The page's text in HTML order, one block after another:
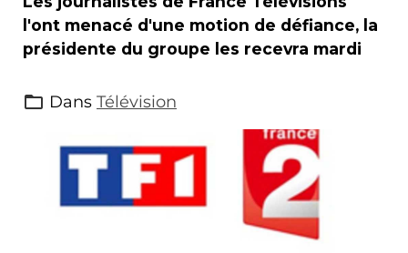
l'ont menacé d'une motion de défiance, la
présidente du groupe les recevra mardi
Dans Télévision